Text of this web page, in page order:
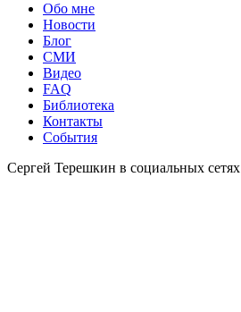
Обо мне
Новости
Блог
СМИ
Видео
FAQ
Библиотека
Контакты
События
Сергей Терешкин в социальных сетях